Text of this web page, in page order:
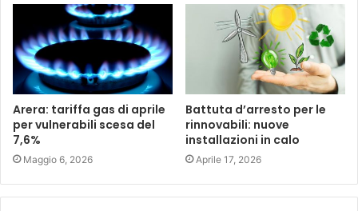
Arera: tariffa gas di aprile
per vulnerabili scesa del
7,6%
Maggio 6, 2026
Battuta d’arresto per le
rinnovabili: nuove
installazioni in calo
Aprile 17, 2026